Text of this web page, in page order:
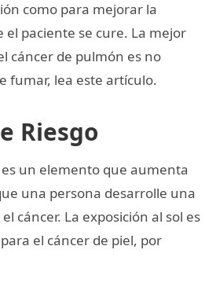
como para mejorar la
el paciente se cure. La mejor
cáncer de pulmón es no
fumar, lea este artículo.
Riesgo
un elemento que aumenta
una persona desarrolle una
cáncer. La exposición al sol es
el cáncer de piel, por